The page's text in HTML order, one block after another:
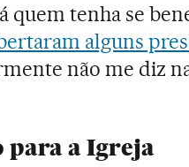
quem tenha se
alguns
não me diz
para a Igreja